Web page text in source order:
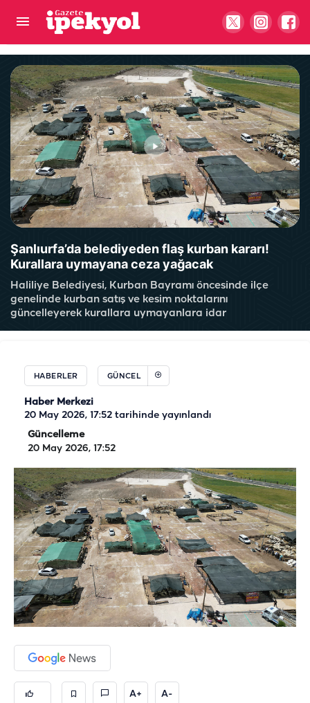
Şanlıurfa’da belediyeden flaş kurban kararı!
Kurallara uymayana ceza yağacak
Haliliye Belediyesi, Kurban Bayramı öncesinde ilçe
genelinde kurban satış ve kesim noktalarını
güncelleyerek kurallara uymayanlara idar
HABERLER GÜNCEL
Haber Merkezi
20 May 2026, 17:52 tarihinde yayınlandı
Güncelleme
20 May 2026, 17:52
A+ A-
Şanlıurfa’da yardımcı oyuncular aranıyor!
"Ücretsiz" başvurular başladı...